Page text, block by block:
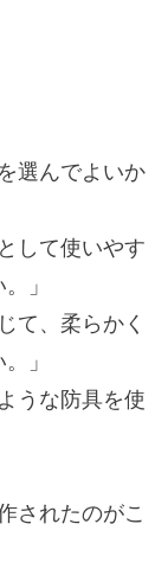
選んでよいか
して使いやす
」
て、柔らかく
」
うな防具を使
されたのがこ